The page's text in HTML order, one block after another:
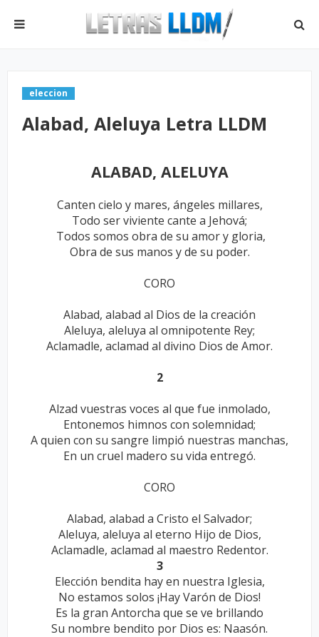
eleccion
Alabad, Aleluya Letra LLDM
ALABAD, ALELUYA
Canten cielo y mares, ángeles millares,
Todo ser viviente cante a Jehová;
Todos somos obra de su amor y gloria,
Obra de sus manos y de su poder.
CORO
Alabad, alabad al Dios de la creación
Aleluya, aleluya al omnipotente Rey;
Aclamadle, aclamad al divino Dios de Amor.
2
Alzad vuestras voces al que fue inmolado,
Entonemos himnos con solemnidad;
A quien con su sangre limpió nuestras manchas,
En un cruel madero su vida entregó.
CORO
Alabad, alabad a Cristo el Salvador;
Aleluya, aleluya al eterno Hijo de Dios,
Aclamadle, aclamad al maestro Redentor.
3
Elección bendita hay en nuestra Iglesia,
No estamos solos ¡Hay Varón de Dios!
Es la gran Antorcha que se ve brillando
Su nombre bendito por Dios es: Naasón.